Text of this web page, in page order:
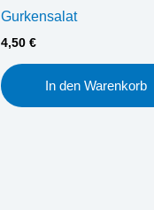
Gurkensalat
4,50 €
In den Warenkorb